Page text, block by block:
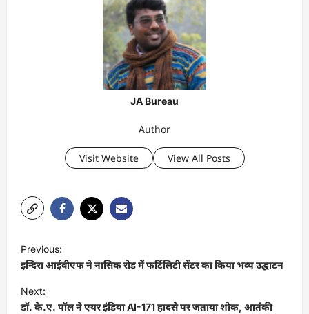
JA Bureau
Author
Visit Website View All Posts
o
s
t
Previous:
इन्दिरा आईवीएफ ने नासिक रोड में फर्टिलिटी सेंटर का किया भव्य उद्घाटन
Next:
डॉ. के.ए. पॉल ने एयर इंडिया AI-171 हादसे पर जताया शोक, आतंकी